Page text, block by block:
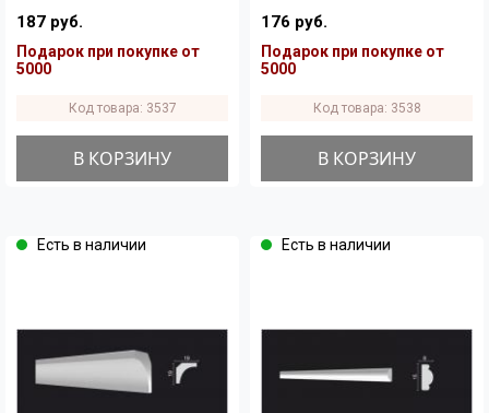
187 руб.
Подарок при покупке от
5000
Код товара: 3537
В КОРЗИНУ
176 руб.
Подарок при покупке от
5000
Код товара: 3538
В КОРЗИНУ
Есть в наличии Есть в наличии